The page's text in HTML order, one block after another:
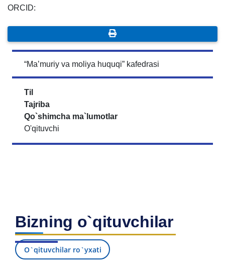
ORCID:
“Maʼmuriy va moliya huquqi” kafedrasi
Til
Tajriba
Qo`shimcha ma`lumotlar
O'qituvchi
Bizning o`qituvchilar
O`qituvchilar ro`yxati